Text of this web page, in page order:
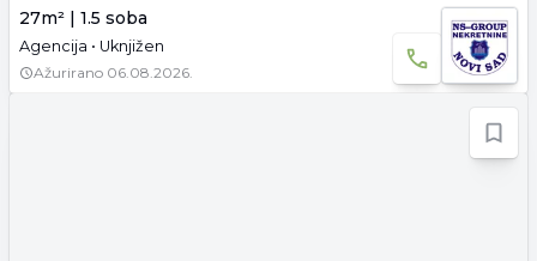
27m² | 1.5 soba
Agencija • Uknjižen
Ažurirano 06.08.2026.